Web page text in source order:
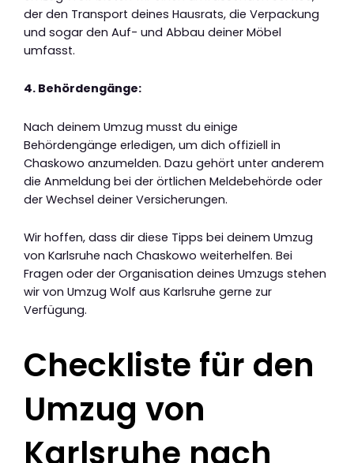
der den Transport deines Hausrats, die Verpackung
und sogar den Auf- und Abbau deiner Möbel
umfasst.
4. Behördengänge:
Nach deinem Umzug musst du einige
Behördengänge erledigen, um dich offiziell in
Chaskowo anzumelden. Dazu gehört unter anderem
die Anmeldung bei der örtlichen Meldebehörde oder
der Wechsel deiner Versicherungen.
Wir hoffen, dass dir diese Tipps bei deinem Umzug
von Karlsruhe nach Chaskowo weiterhelfen. Bei
Fragen oder der Organisation deines Umzugs stehen
wir von Umzug Wolf aus Karlsruhe gerne zur
Verfügung.
Checkliste für den
Umzug von
Karlsruhe nach